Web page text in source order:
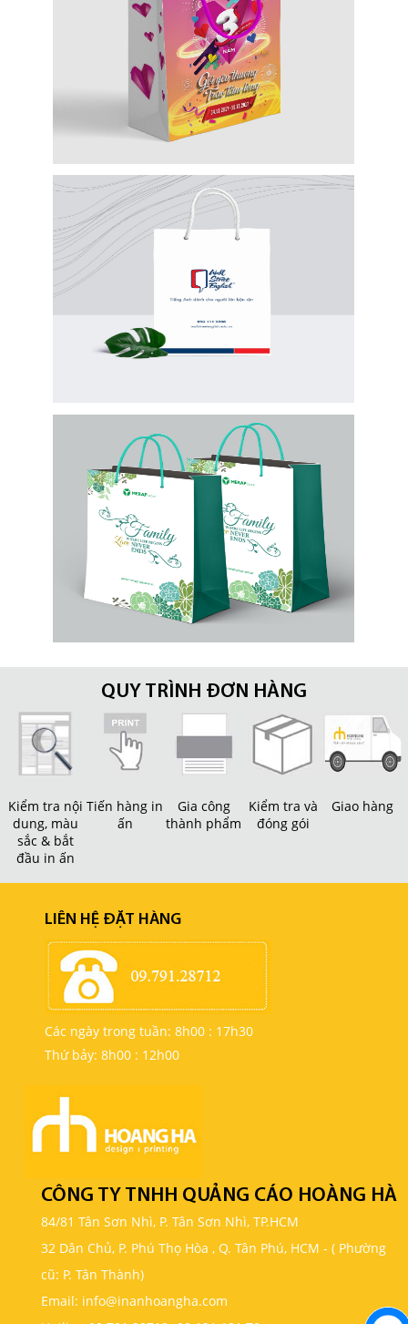
QUY TRÌNH ĐƠN HÀNG
Kiểm tra nội
dung, màu
sắc & bắt
đầu in ấn
Tiến hàng in
ấn
Gia công
thành phẩm
Kiểm tra và
đóng gói
Giao hàng
LIÊN HỆ ĐẶT HÀNG
Các ngày trong tuần: 8h00 : 17h30
Thứ bảy: 8h00 : 12h00
CÔNG TY TNHH QUẢNG CÁO HOÀNG HÀ
84/81 Tân Sơn Nhì, P. Tân Sơn Nhì, TP.HCM
32 Dân Chủ, P. Phú Thọ Hòa , Q. Tân Phú, HCM - ( Phường
cũ: P. Tân Thành)
Email: info@inanhoangha.com